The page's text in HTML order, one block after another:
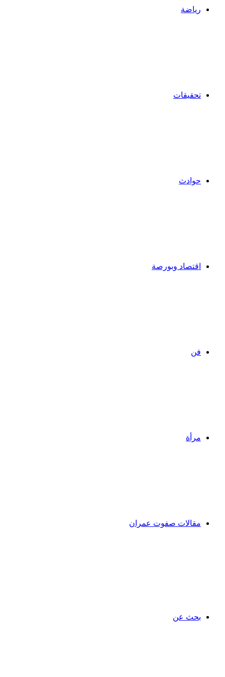
رياضة
تحقيقات
حوادث
اقتصاد وبورصة
فن
مرأة
مقالات صفوت عمران
بحث عن